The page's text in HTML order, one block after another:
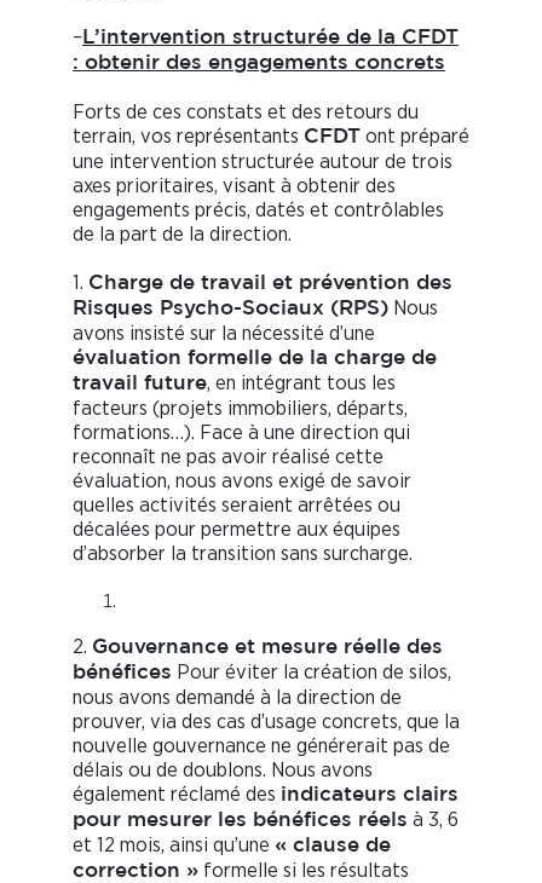
– L’intervention structurée de la CFDT
: obtenir des engagements concrets
Forts de ces constats et des retours du
terrain, vos représentants CFDT ont préparé
une intervention structurée autour de trois
axes prioritaires, visant à obtenir des
engagements précis, datés et contrôlables
de la part de la direction.
1. Charge de travail et prévention des
Risques Psycho-Sociaux (RPS) Nous
avons insisté sur la nécessité d’une
évaluation formelle de la charge de
travail future, en intégrant tous les
facteurs (projets immobiliers, départs,
formations…). Face à une direction qui
reconnaît ne pas avoir réalisé cette
évaluation, nous avons exigé de savoir
quelles activités seraient arrêtées ou
décalées pour permettre aux équipes
d’absorber la transition sans surcharge.
2. Gouvernance et mesure réelle des
bénéfices Pour éviter la création de silos,
nous avons demandé à la direction de
prouver, via des cas d’usage concrets, que la
nouvelle gouvernance ne générerait pas de
délais ou de doublons. Nous avons
également réclamé des indicateurs clairs
pour mesurer les bénéfices réels à 3, 6
et 12 mois, ainsi qu’une « clause de
correction » formelle si les résultats